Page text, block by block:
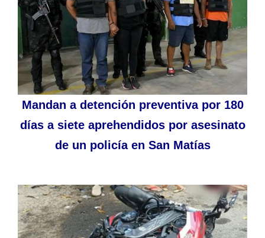
Mandan a detención preventiva por 180
días a siete aprehendidos por asesinato
de un policía en San Matías